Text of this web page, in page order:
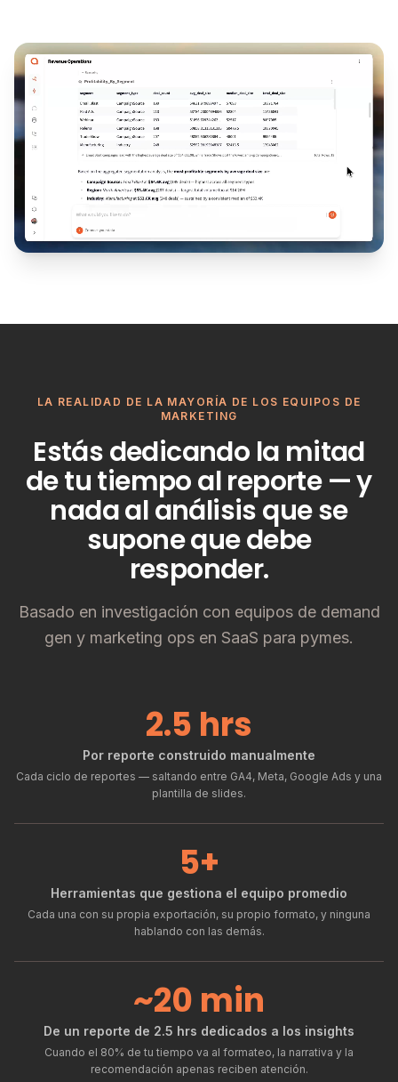
LA REALIDAD DE LA MAYORÍA DE LOS EQUIPOS DE
MARKETING
Estás dedicando la mitad
de tu tiempo al reporte — y
nada al análisis que se
supone que debe
responder.
Basado en investigación con equipos de demand
gen y marketing ops en SaaS para pymes.
2.5 hrs
Por reporte construido manualmente
Cada ciclo de reportes — saltando entre GA4, Meta, Google Ads y una
plantilla de slides.
5+
Herramientas que gestiona el equipo promedio
Cada una con su propia exportación, su propio formato, y ninguna
hablando con las demás.
~20 min
De un reporte de 2.5 hrs dedicados a los insights
Cuando el 80% de tu tiempo va al formateo, la narrativa y la
recomendación apenas reciben atención.